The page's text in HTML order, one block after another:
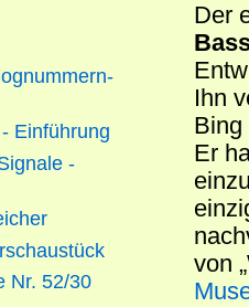
Der
Ihn
Bing
Er
von
Einführung
-
Nr. 52/30